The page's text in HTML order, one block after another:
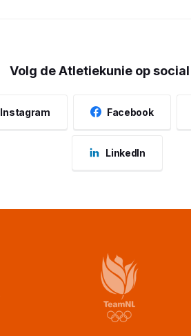
Volg de Atletiekunie op
Instagram Facebook
LinkedIn